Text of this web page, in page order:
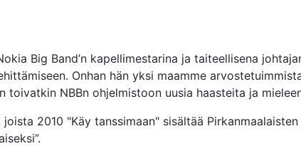
Big Band’n kapellimestarina ja taiteellisena
Onhan hän yksi maamme
NBBn ohjelmistoon uusia haasteita ja
2010 "Käy tanssimaan" sisältää